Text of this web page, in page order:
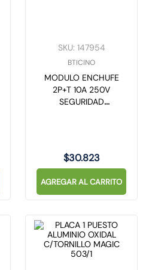
SKU: 147954
BTICINO
MODULO ENCHUFE
2P+T 10A 250V
SEGURIDAD
$30.823
AGREGAR AL CARRITO